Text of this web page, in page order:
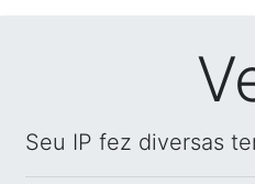
Seu IP fez diversas